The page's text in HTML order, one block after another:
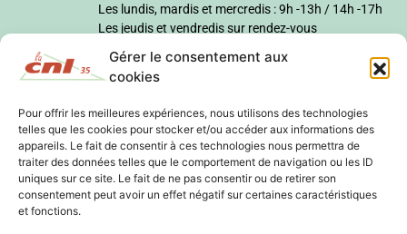
Gérer le consentement aux
cookies
Pour offrir les meilleures expériences, nous utilisons des technologies
telles que les cookies pour stocker et/ou accéder aux informations des
appareils. Le fait de consentir à ces technologies nous permettra de
traiter des données telles que le comportement de navigation ou les ID
uniques sur ce site. Le fait de ne pas consentir ou de retirer son
consentement peut avoir un effet négatif sur certaines caractéristiques
et fonctions.
Les lundis, mardis et mercredis : 9h -13h / 14h -17h
Les jeudis et vendredis sur rendez-vous